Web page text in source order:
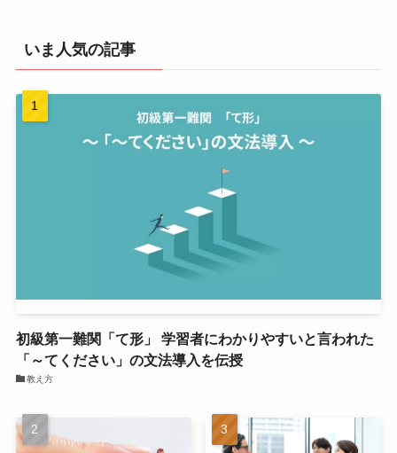
いま人気の記事
初級第一難関「て形」 学習者にわかりやすいと言われた
「～てください」の文法導入を伝授
教え方